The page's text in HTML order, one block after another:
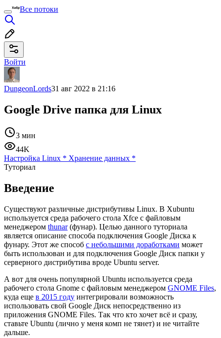
Все потоки
Войти
DungeonLords31 авг 2022 в 21:16
Google Drive папка для Linux
3 мин
44K
Настройка Linux * Хранение данных *
Туториал
Введение
Существуют различные дистрибутивы Linux. В Xubuntu
используется среда рабочего стола Xfce с файловым
менеджером thunar(фунар). Целью данного туториала
является описание способа подключения Google Диска к
фунару. Этот же способ с небольшими доработками может
быть использован и для подключения Google Диск папки у
серверного дистрибутива вроде Ubuntu server.
А вот для очень популярной Ubuntu используется среда
рабочего стола Gnome с файловым менеджером GNOME Files,
куда еще в 2015 году интегрировали возможность
использовать свой Google Диск непосредственно из
приложения GNOME Files. Так что кто хочет всё и сразу,
ставьте Ubuntu (лично у меня комп не тянет) и не читайте
дальше.